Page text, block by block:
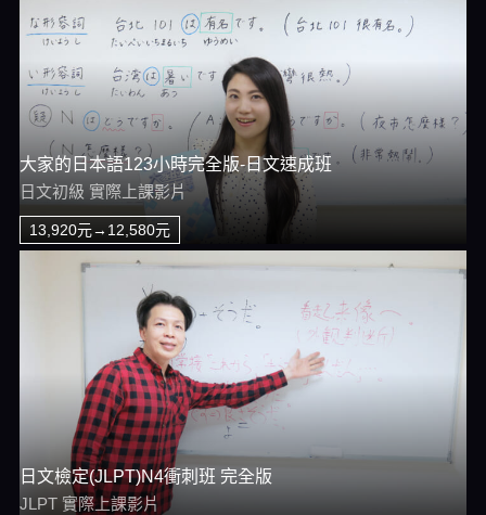
大家的日本語123小時完全版-日文速成班
日文初級 實際上課影片
13,920元→12,580元
日文檢定(JLPT)N4衝刺班 完全版
JLPT 實際上課影片